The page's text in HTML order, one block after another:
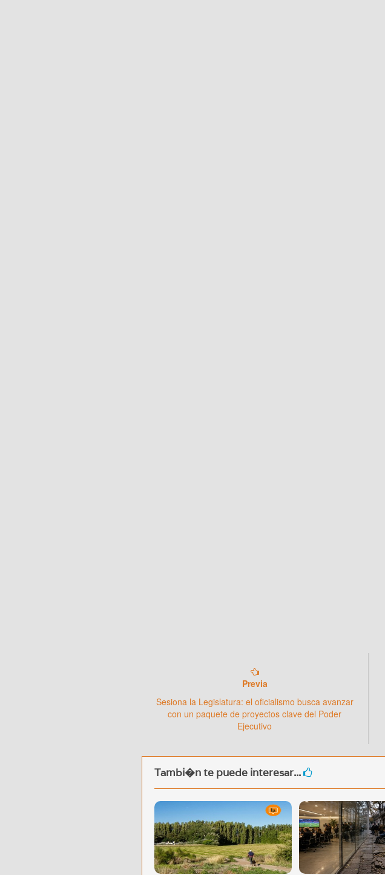
Previa
Sesiona la Legislatura: el oficialismo busca avanzar
con un paquete de proyectos clave del Poder
Ejecutivo
Tambi�n te puede interesar...